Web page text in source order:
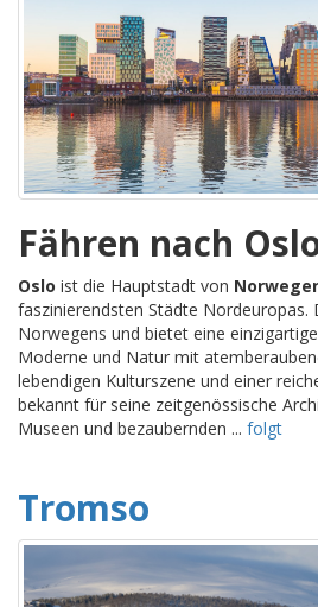
Fähren nach
Oslo ist die Hauptstadt von
faszinierendsten Städte Nordeuropas.
Norwegens und bietet eine
Moderne und Natur mit
lebendigen Kulturszene und einer
bekannt für seine zeitgenössische
Museen und bezaubernden ... folgt
Tromso